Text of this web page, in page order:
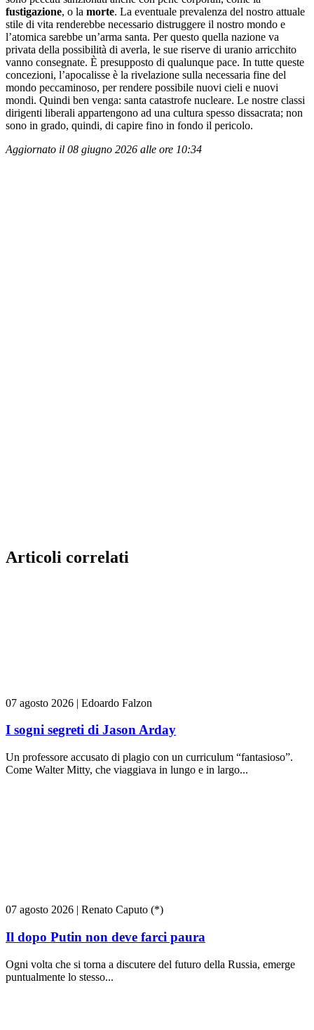
fustigazione, o la morte. La eventuale prevalenza del nostro attuale
stile di vita renderebbe necessario distruggere il nostro mondo e
l’atomica sarebbe un’arma santa. Per questo quella nazione va
privata della possibilità di averla, le sue riserve di uranio arricchito
vanno consegnate. È presupposto di qualunque pace. In tutte queste
concezioni, l’apocalisse è la rivelazione sulla necessaria fine del
mondo peccaminoso, per rendere possibile nuovi cieli e nuovi
mondi. Quindi ben venga: santa catastrofe nucleare. Le nostre classi
dirigenti liberali appartengono ad una cultura spesso dissacrata; non
sono in grado, quindi, di capire fino in fondo il pericolo.
Aggiornato il 08 giugno 2026 alle ore 10:34
Articoli correlati
07 agosto 2026 | Edoardo Falzon
I sogni segreti di Jason Arday
Un professore accusato di plagio con un curriculum “fantasioso”.
Come Walter Mitty, che viaggiava in lungo e in largo...
07 agosto 2026 | Renato Caputo (*)
Il dopo Putin non deve farci paura
Ogni volta che si torna a discutere del futuro della Russia, emerge
puntualmente lo stesso...